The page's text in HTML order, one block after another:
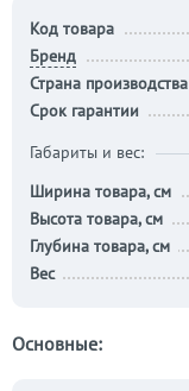
Код товара
Бренд
Страна производства
Срок гарантии
Габариты и вес:
Ширина товара, см
Высота товара, см
Глубина товара, см
Вес
Основные: